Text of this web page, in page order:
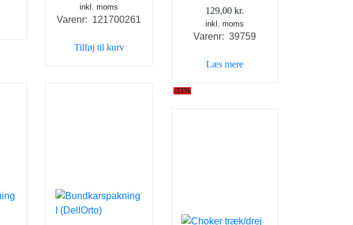
inkl. moms
Varenr: 121700261
Tilføj til kurv
129,00 kr.
inkl. moms
Varenr: 39759
Læs mere
-31%